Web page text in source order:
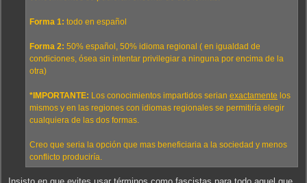
Forma 1: todo en español
Forma 2: 50% español, 50% idioma regional ( en igualdad de
condiciones, ósea sin intentar privilegiar a ninguna por encima de la
otra)
*IMPORTANTE: Los conocimientos impartidos serian exactamente los
mismos y en las regiones con idiomas regionales se permitiría elegir
cualquiera de las dos formas.
Creo que seria la opción que mas beneficiaria a la sociedad y menos
conflicto produciría.